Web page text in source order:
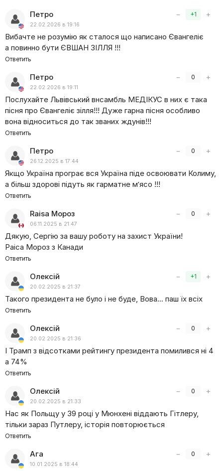
− +1 +
Петро
22.02.2026 в 19:16
Вибачте не розумію як сталося що написано Євангеліє
а повинно бути ЄВШАН ЗІЛЛЯ !!!
Ответить
− 0 +
Петро
22.02.2026 в 19:11
Послухайте Львівський внсамбль МЕДІКУС в них є така
пісня про Євангеліє зілля!!! Дуже гарна пісня особливо
вона відноситься до так званих ждунів!!!
Ответить
− 0 +
Петро
26.12.2025 в 17:44
Якщо Україна програє вся Україна піде освоювати Колиму,
а більш здорові підуть як гарматне мʼясо !!!
Ответить
− 0 +
Raisa Мороз
06.11.2025 в 21:47
Дякую, Сергію за вашу роботу на захист України!
Раіса Мороз з Канади
Ответить
− +1 +
Олексій
20.02.2025 в 21:37
Такого президента не було і не буде, Вова… паш їх всіх
Ответить
− 0 +
Олексій
20.02.2025 в 21:36
І Трамп з відсотками рейтингу президента помилився ні 4
а 74%
Ответить
− 0 +
Олексій
20.02.2025 в 21:33
Нас як Польщу у 39 році у Мюнхені віддають Гітлеру,
тільки зараз Путлеру, історія повторюється
Ответить
− 0 +
Ага
10.01.2025 в 18:44